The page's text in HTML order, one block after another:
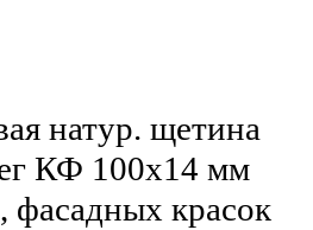
натур. щетина
КФ 100х14 мм
фасадных красок